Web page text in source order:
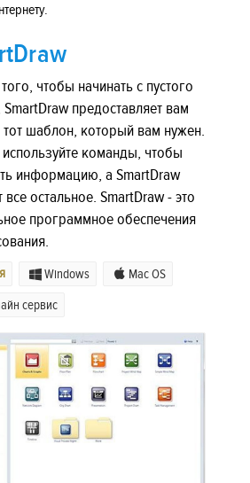
чтобы начинать с пустого
SmartDraw предоставляет вам
шаблон, который вам нужен.
команды, чтобы
информацию, а SmartDraw
все остальное. SmartDraw - это
программное обеспечения
Windows Mac OS
сервис